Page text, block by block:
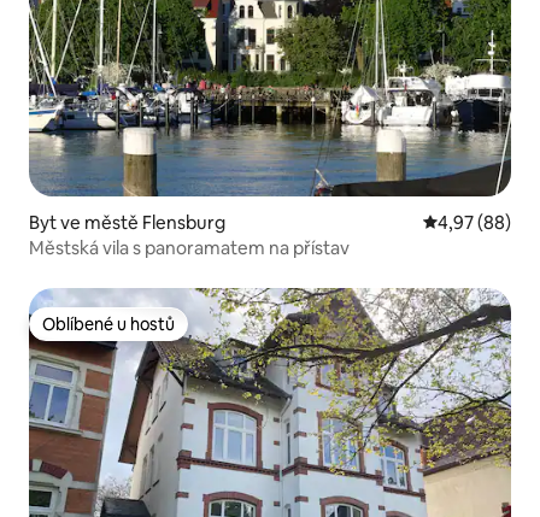
Byt ve městě Flensburg Průměrné
4,97 (88)
Městská vila s panoramatem na přístav
Oblíbené u hostů
Oblíbené u hostů